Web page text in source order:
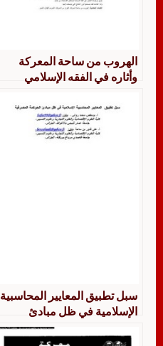
الهروب من ساحة المعركة
وأثاره في الفقه الإسلامي
سبل تطبيق المعايير المحاسبية
الإسلامية في ظل مبادئ
الحوكمة المصرفية بوحفص
محمد مرواني وعلي قدور بن